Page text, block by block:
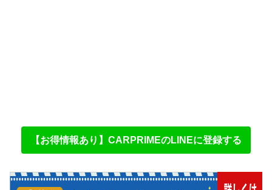
【お得情報あり】CARPRIMEのLINEに登録する